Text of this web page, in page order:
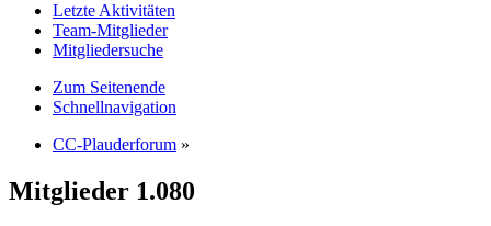
Letzte Aktivitäten
Team-Mitglieder
Mitgliedersuche
Zum Seitenende
Schnellnavigation
CC-Plauderforum »
Mitglieder 1.080